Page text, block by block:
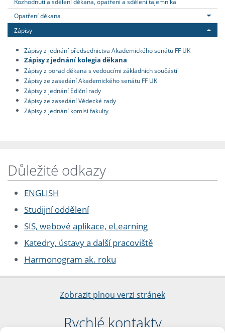
Opatření děkana
Zápisy
Zápisy z jednání předsednictva Akademického senátu FF UK
Zápisy z jednání kolegia děkana
Zápisy z porad děkana s vedoucími základních součástí
Zápisy ze zasedání Akademického senátu FF UK
Zápisy z jednání Ediční rady
Zápisy ze zasedání Vědecké rady
Zápisy z jednání komisí fakulty
Důležité odkazy
ENGLISH
Studijní oddělení
SIS, webové aplikace, eLearning
Katedry, ústavy a další pracoviště
Harmonogram ak. roku
Zobrazit plnou verzi stránek
Rychlé kontakty